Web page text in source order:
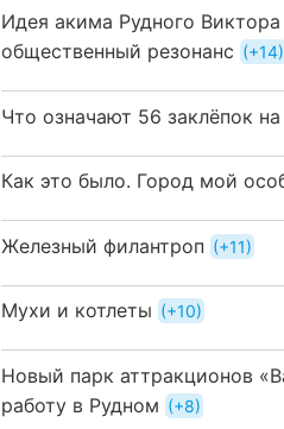
Идея акима Рудного
общественный резонанс
+14
Что означают 56 заклёпок
Как это было. Город мой
Железный филантроп +11
Мухи и котлеты +10
Новый парк аттракционов
работу в Рудном
+8